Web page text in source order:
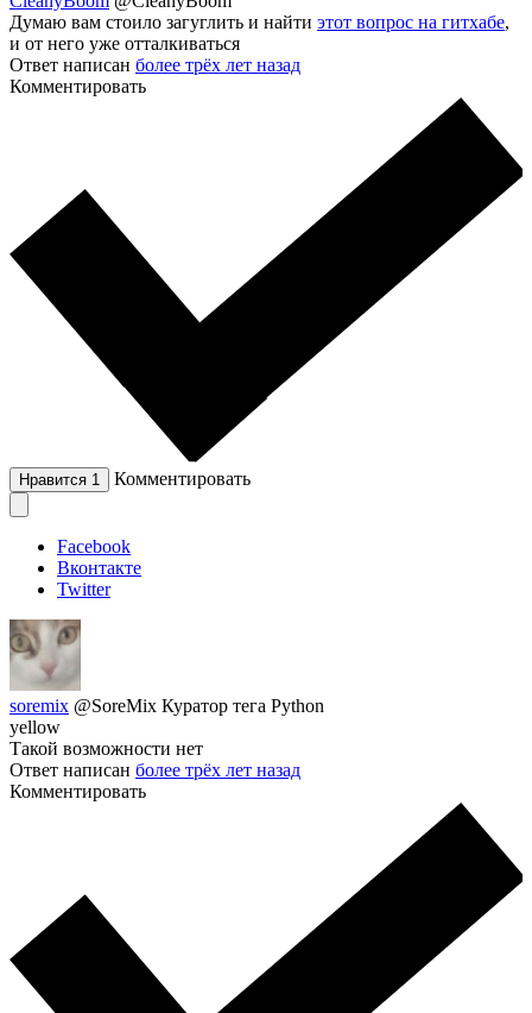
Думаю вам стоило загуглить и найти этот вопрос на гитхабе,
и от него уже отталкиваться
Ответ написан более трёх лет назад
Комментировать
Нравится 1 Комментировать
Facebook
Вконтакте
Twitter
soremix @SoreMix Куратор тега Python
yellow
Такой возможности нет
Ответ написан более трёх лет назад
Комментировать